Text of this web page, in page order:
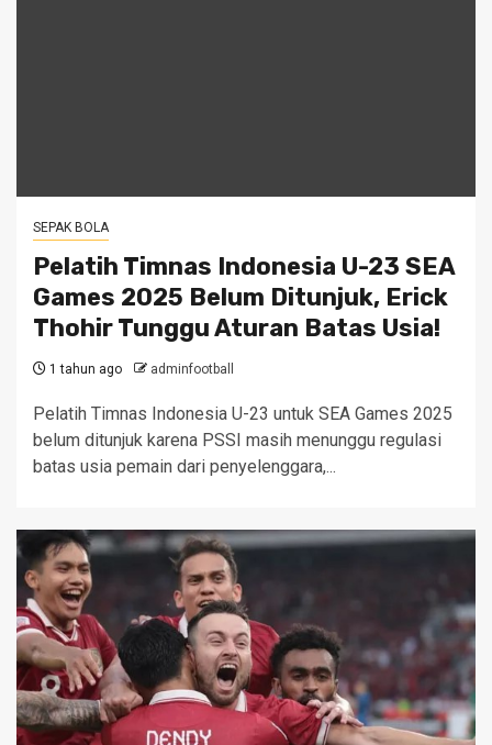
SEPAK BOLA
Pelatih Timnas Indonesia U-23 SEA
Games 2025 Belum Ditunjuk, Erick
Thohir Tunggu Aturan Batas Usia!
1 tahun ago adminfootball
Pelatih Timnas Indonesia U-23 untuk SEA Games 2025
belum ditunjuk karena PSSI masih menunggu regulasi
batas usia pemain dari penyelenggara,...